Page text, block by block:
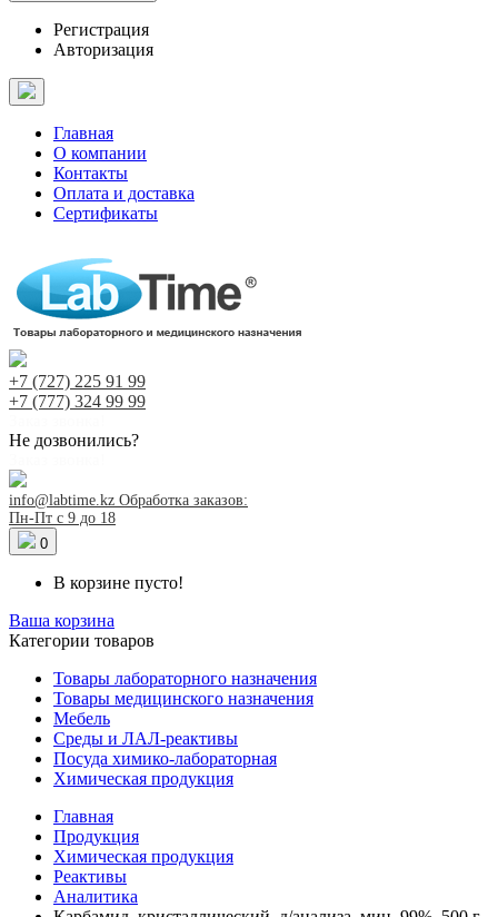
Регистрация
Авторизация
Главная
О компании
Контакты
Оплата и доставка
Сертификаты
+7 (727) 225 91 99
+7 (777) 324 99 99
Не дозвонились?
info@labtime.kz Обработка заказов:
Пн-Пт с 9 до 18
0
В корзине пусто!
Ваша корзина
Категории товаров
Товары лабораторного назначения
Товары медицинского назначения
Мебель
Среды и ЛАЛ-реактивы
Посуда химико-лабораторная
Химическая продукция
Главная
Продукция
Химическая продукция
Реактивы
Аналитика